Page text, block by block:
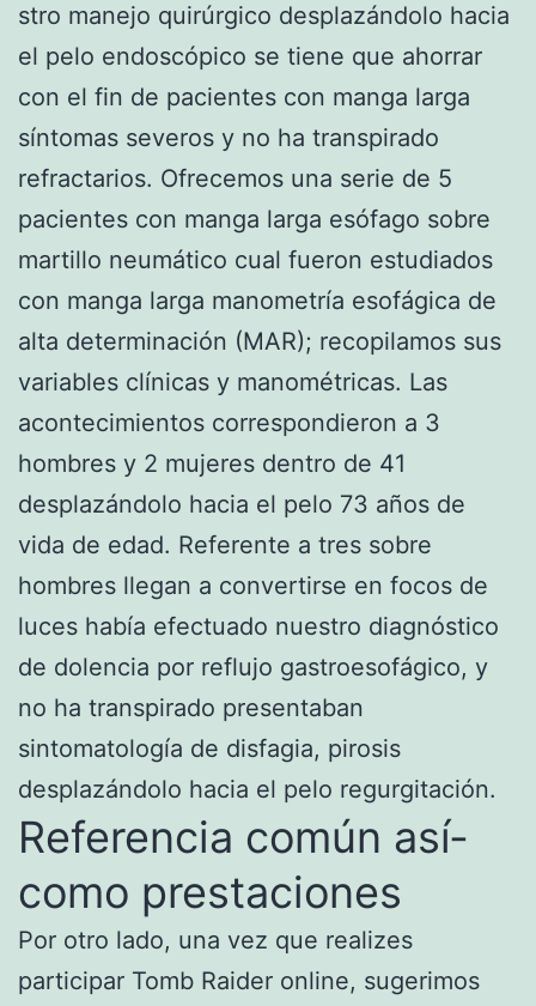
stro manejo quirúrgico desplazándolo hacia
el pelo endoscópico se tiene que ahorrar
con el fin de pacientes con manga larga
síntomas severos y no ha transpirado
refractarios. Ofrecemos una serie de 5
pacientes con manga larga esófago sobre
martillo neumático cual fueron estudiados
con manga larga manometría esofágica de
alta determinación (MAR); recopilamos sus
variables clínicas y manométricas. Las
acontecimientos correspondieron a 3
hombres y 2 mujeres dentro de 41
desplazándolo hacia el pelo 73 años de
vida de edad. Referente a tres sobre
hombres llegan a convertirse en focos de
luces había efectuado nuestro diagnóstico
de dolencia por reflujo gastroesofágico, y
no ha transpirado presentaban
sintomatología de disfagia, pirosis
desplazándolo hacia el pelo regurgitación.
Referencia común así­
como prestaciones
Por otro lado, una vez que realizes
participar Tomb Raider online, sugerimos